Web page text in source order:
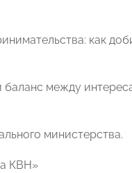
как
между
министерства.
КВН»